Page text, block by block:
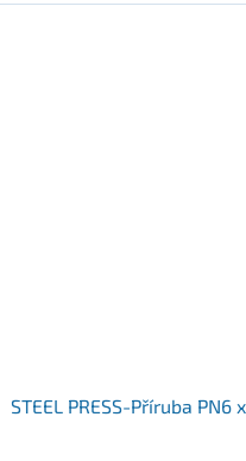
STEEL PRESS-Příruba PN6